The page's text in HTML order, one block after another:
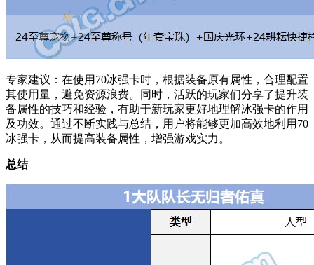
其使用量，避免资源浪费。同时，活跃的玩家们分享了提升装
备属性的技巧和经验，有助于新玩家更好地理解冰强卡的作用
及功效。通过不断实践与总结，用户将能够更加高效地利用70
冰强卡，从而提高装备属性，增强游戏实力。